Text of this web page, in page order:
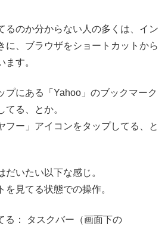
るのか分からない人の多くは、イン
に、ブラウザをショートカットから
ます。
プにある「Yahoo」のブックマーク
てる、とか。
フー」アイコンをタップしてる、と
いたい以下な感じ。
見てる状態での操作。
る： タスクバー（画面下の